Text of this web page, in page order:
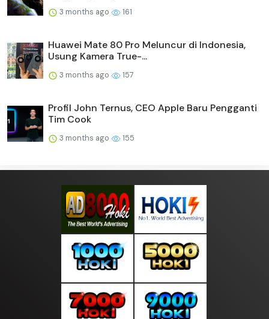
3 months ago 161
Huawei Mate 80 Pro Meluncur di Indonesia,
Usung Kamera True-...
3 months ago 157
Profil John Ternus, CEO Apple Baru Pengganti
Tim Cook
3 months ago 155